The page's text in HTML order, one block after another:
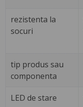
rezistenta la
socuri
tip produs sau
componenta
LED de stare